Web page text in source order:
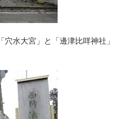
水大宮」と「邊津比咩神社」